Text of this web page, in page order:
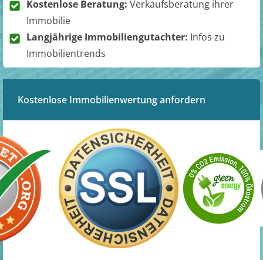
Kostenlose Beratung: Verkaufsberatung ihrer
Immobilie
Langjährige Immobiliengutachter: Infos zu
Immobilientrends
Kostenlose Immobilienwertung anfordern